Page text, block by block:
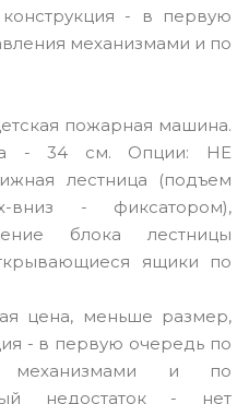
- в первую
механизмами и по
пожарная машина.
- 34 см. Опции: НЕ
лестница (подъем
вниз - фиксатором),
блока лестницы
ящики по
цена, меньше размер,
- в первую очередь по
механизмами и по
недостаток - нет